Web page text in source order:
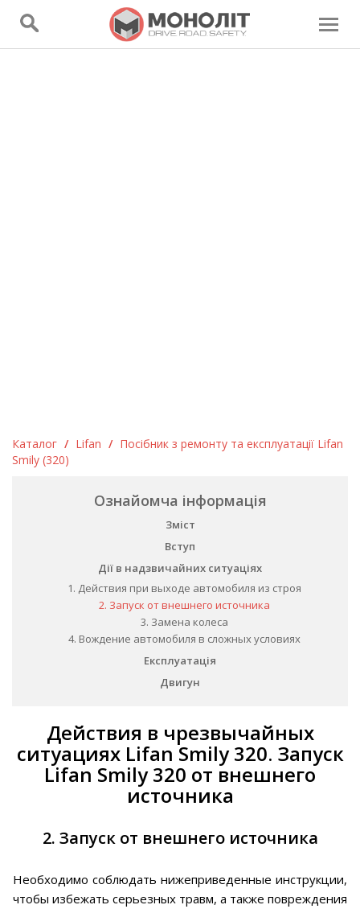
Каталог / Lifan / Посібник з ремонту та експлуатації Lifan
Smily (320)
Ознайомча інформація
Зміст
Вступ
Дії в надзвичайних ситуаціях
1. Действия при выходе автомобиля из строя
2. Запуск от внешнего источника
3. Замена колеса
4. Вождение автомобиля в сложных условиях
Експлуатація
Двигун
Действия в чрезвычайных
ситуациях Lifan Smily 320. Запуск
Lifan Smily 320 от внешнего
источника
2. Запуск от внешнего источника
Необходимо соблюдать нижеприведенные инструкции,
чтобы избежать серьезных травм, а также повреждения